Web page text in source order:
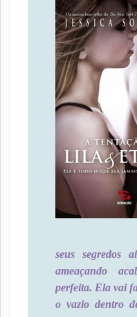
seus segredos
ameaçando
perfeita. Ela vai
o vazio dentro